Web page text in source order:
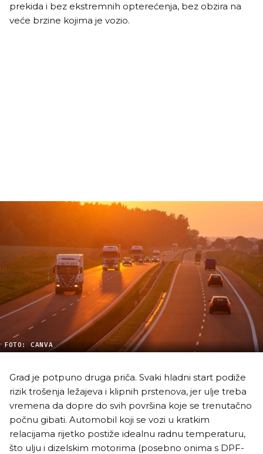
prekida i bez ekstremnih opterećenja, bez obzira na
veće brzine kojima je vozio.
FOTO: CANVA
Grad je potpuno druga priča. Svaki hladni start podiže
rizik trošenja ležajeva i klipnih prstenova, jer ulje treba
vremena da dopre do svih površina koje se trenutačno
počnu gibati. Automobil koji se vozi u kratkim
relacijama rijetko postiže idealnu radnu temperaturu,
što ulju i dizelskim motorima (posebno onima s DPF-